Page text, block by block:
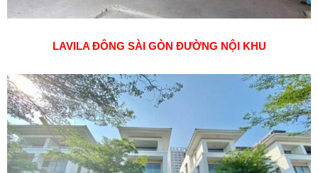
LAVILA ĐÔNG SÀI GÒN ĐƯỜNG NỘI KHU